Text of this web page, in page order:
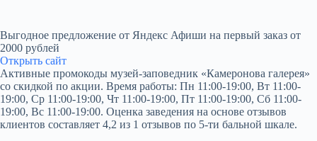
Выгодное предложение от Яндекс Афиши на первый заказ от
2000 рублей
Открыть сайт
Активные промокоды музей-заповедник «Камеронова галерея»
со скидкой по акции. Время работы: Пн 11:00-19:00, Вт 11:00-
19:00, Ср 11:00-19:00, Чт 11:00-19:00, Пт 11:00-19:00, Сб 11:00-
19:00, Вс 11:00-19:00. Оценка заведения на основе отзывов
клиентов составляет 4,2 из 1 отзывов по 5-ти бальной шкале.